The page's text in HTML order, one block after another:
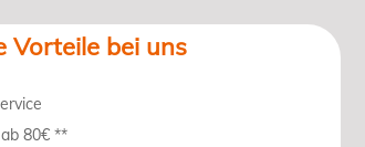
Vorteile bei uns
80€ **